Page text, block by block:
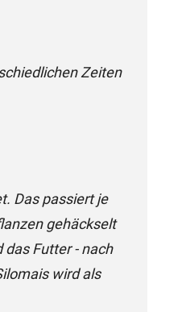
Zeiten
Das passiert je
gehäckselt
Futter - nach
wird als